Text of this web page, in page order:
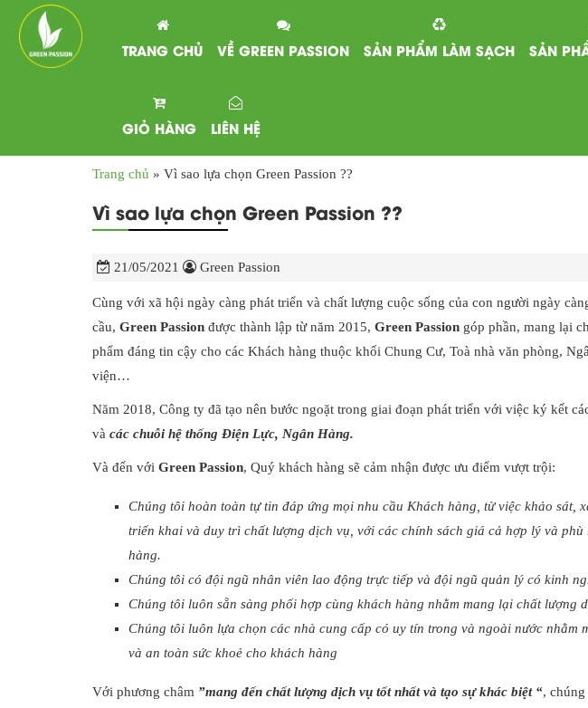
TRANG CHỦ VỀ GREEN PASSION SẢN PHẨM LÀM SẠCH SẢN
GIỎ HÀNG LIÊN HỆ
Trang chủ » Vì sao lựa chọn Green Passion ??
Vì sao lựa chọn Green Passion ??
21/05/2021 Green Passion
Cùng với xã hội ngày càng phát triển và chất lượng cuộc sống của con người ngày
cầu, Green Passion được thành lập từ năm 2015, Green Passion góp phần, mang lại
phẩm đáng tin cậy cho các Khách hàng thuộc khối Chung Cư, Toà nhà văn phòng,
viện…
Năm 2018, Công ty đã tạo nên bước ngoặt trong giai đoạn phát triển với việc ký kết
và các chuỗi hệ thống Điện Lực, Ngân Hàng.
Và đến với Green Passion, Quý khách hàng sẽ cảm nhận được ưu điểm vượt trội:
Chúng tôi hoàn toàn tự tin đáp ứng mọi nhu cầu Khách hàng, từ việc khảo sát,
triển khai và duy trì chất lượng dịch vụ, với các chính sách giá cả hợp lý và phù
hàng.
Chúng tôi có đội ngũ nhân viên lao động trực tiếp và đội ngũ quản lý có kinh
Chúng tôi luôn sẵn sàng phối hợp cùng khách hàng nhằm mang lại chất lượng
Chúng tôi luôn lựa chọn các nhà cung cấp có uy tín trong và ngoài nước nhằm
và an toàn sức khoẻ cho khách hàng
Với phương châm ”mang đến chất lượng dịch vụ tốt nhất và tạo sự khác biệt “,